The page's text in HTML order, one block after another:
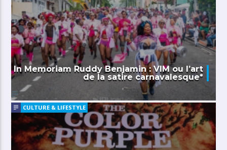
In Memoriam Ruddy Benjamin : VIM ou l’art
de la satire carnavalesque*
CULTURE & LIFESTYLE